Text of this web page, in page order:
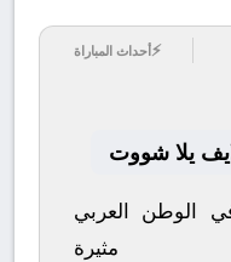
⚡أحداث المباراة
يلا شووت
الوطن العربي
مثيرة